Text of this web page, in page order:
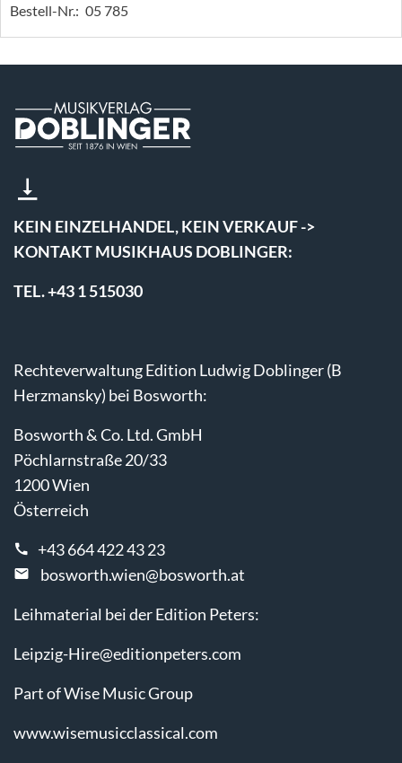
Bestell-Nr.: 05 785
KEIN EINZELHANDEL, KEIN VERKAUF ->
KONTAKT MUSIKHAUS DOBLINGER:
TEL. +43 1 515030
Rechteverwaltung Edition Ludwig Doblinger (B
Herzmansky) bei Bosworth:
Bosworth & Co. Ltd. GmbH
Pöchlarnstraße 20/33
1200 Wien
Österreich
+43 664 422 43 23
bosworth.wien@bosworth.at
Leihmaterial bei der Edition Peters:
Leipzig-Hire@editionpeters.com
Part of Wise Music Group
www.wisemusicclassical.com